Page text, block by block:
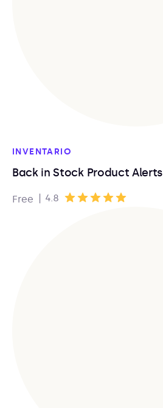
INVENTARIO
Back in Stock Product Alerts
Free 4.8